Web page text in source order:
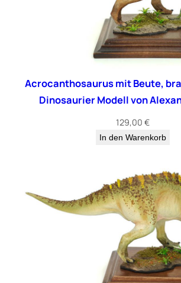
Acrocanthosaurus mit Beute,
Dinosaurier Modell von
129,00 €
In den Warenkorb